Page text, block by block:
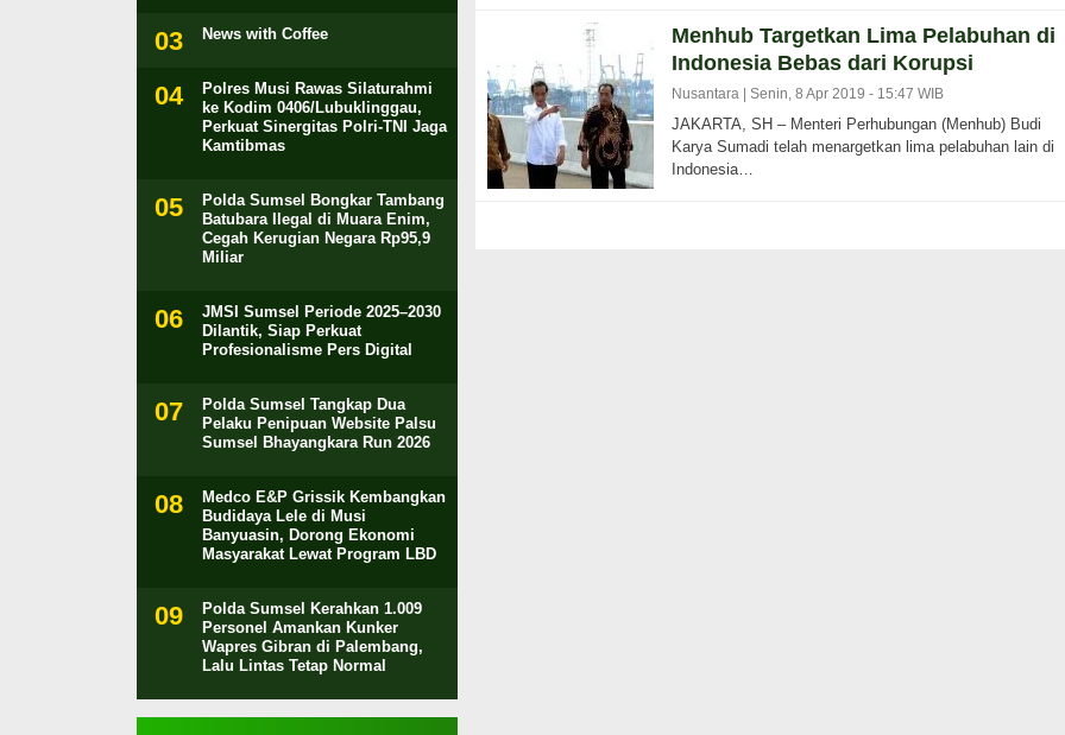
News with Coffee
Polres Musi Rawas Silaturahmi
ke Kodim 0406/Lubuklinggau,
Perkuat Sinergitas Polri-TNI Jaga
Kamtibmas
Polda Sumsel Bongkar Tambang
Batubara Ilegal di Muara Enim,
Cegah Kerugian Negara Rp95,9
Miliar
JMSI Sumsel Periode 2025–2030
Dilantik, Siap Perkuat
Profesionalisme Pers Digital
Polda Sumsel Tangkap Dua
Pelaku Penipuan Website Palsu
Sumsel Bhayangkara Run 2026
Medco E&P Grissik Kembangkan
Budidaya Lele di Musi
Banyuasin, Dorong Ekonomi
Masyarakat Lewat Program LBD
Polda Sumsel Kerahkan 1.009
Personel Amankan Kunker
Wapres Gibran di Palembang,
Lalu Lintas Tetap Normal
Menhub Targetkan Lima Pelabuhan di
Indonesia Bebas dari Korupsi
Nusantara | Senin, 8 Apr 2019 - 15:47 WIB
JAKARTA, SH – Menteri Perhubungan (Menhub) Budi
Karya Sumadi telah menargetkan lima pelabuhan lain di
Indonesia…